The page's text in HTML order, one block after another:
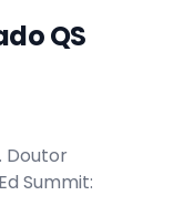
QS
Doutor
Summit: